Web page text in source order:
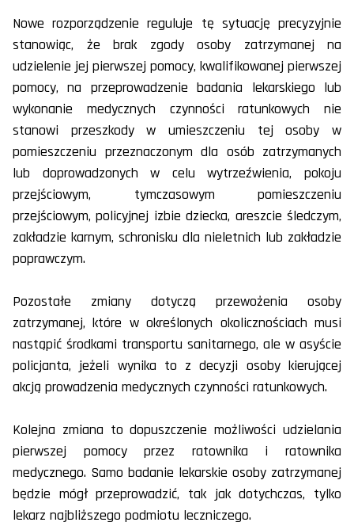
Nowe rozporządzenie reguluje tę sytuację precyzyjnie
stanowiąc, że brak zgody osoby zatrzymanej na
udzielenie jej pierwszej pomocy, kwalifikowanej pierwszej
pomocy, na przeprowadzenie badania lekarskiego lub
wykonanie medycznych czynności ratunkowych nie
stanowi przeszkody w umieszczeniu tej osoby w
pomieszczeniu przeznaczonym dla osób zatrzymanych
lub doprowadzonych w celu wytrzeźwienia, pokoju
przejściowym, tymczasowym pomieszczeniu
przejściowym, policyjnej izbie dziecka, areszcie śledczym,
zakładzie karnym, schronisku dla nieletnich lub zakładzie
poprawczym.
Pozostałe zmiany dotyczą przewożenia osoby
zatrzymanej, które w określonych okolicznościach musi
nastąpić środkami transportu sanitarnego, ale w asyście
policjanta, jeżeli wynika to z decyzji osoby kierującej
akcją prowadzenia medycznych czynności ratunkowych.
Kolejna zmiana to dopuszczenie możliwości udzielania
pierwszej pomocy przez ratownika i ratownika
medycznego. Samo badanie lekarskie osoby zatrzymanej
będzie mógł przeprowadzić, tak jak dotychczas, tylko
lekarz najbliższego podmiotu leczniczego.